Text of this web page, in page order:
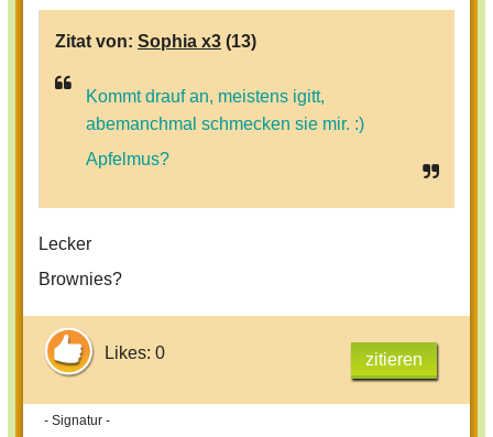
Zitat von: Sophia x3 (13)
Kommt drauf an, meistens igitt,
abemanchmal schmecken sie mir. :)
Apfelmus?
Lecker
Brownies?
Likes: 0 zitieren
- Signatur -